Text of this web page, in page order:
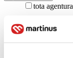
tota
Väzba
pevná väzba